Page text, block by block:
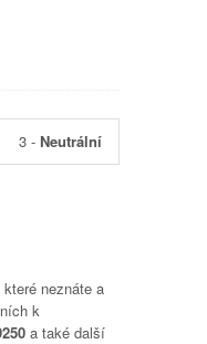
3- Neutrální
které neznáte a
k
a také další